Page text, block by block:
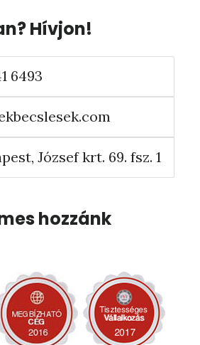
Hívjon!
6493
József krt. 69. fsz. 1
hozzánk